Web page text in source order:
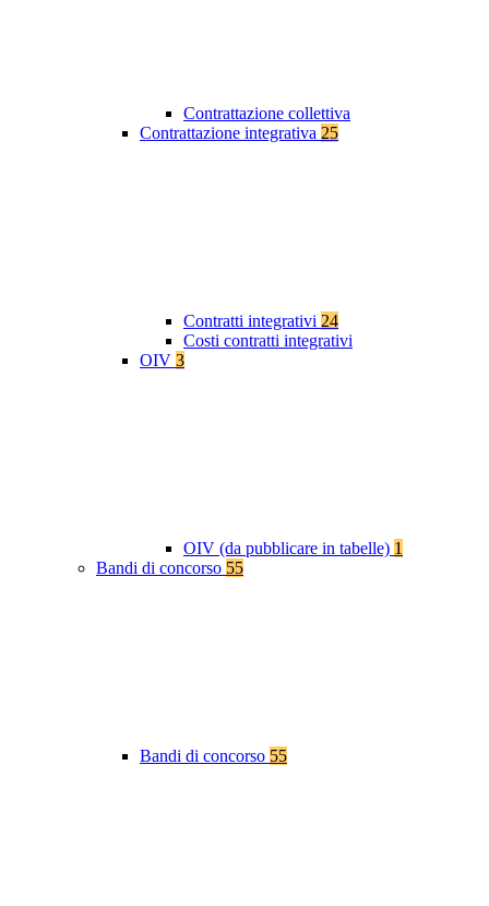
Contrattazione collettiva
Contrattazione integrativa 25
Contratti integrativi 24
Costi contratti integrativi
OIV 3
OIV (da pubblicare in tabelle) 1
Bandi di concorso 55
Bandi di concorso 55